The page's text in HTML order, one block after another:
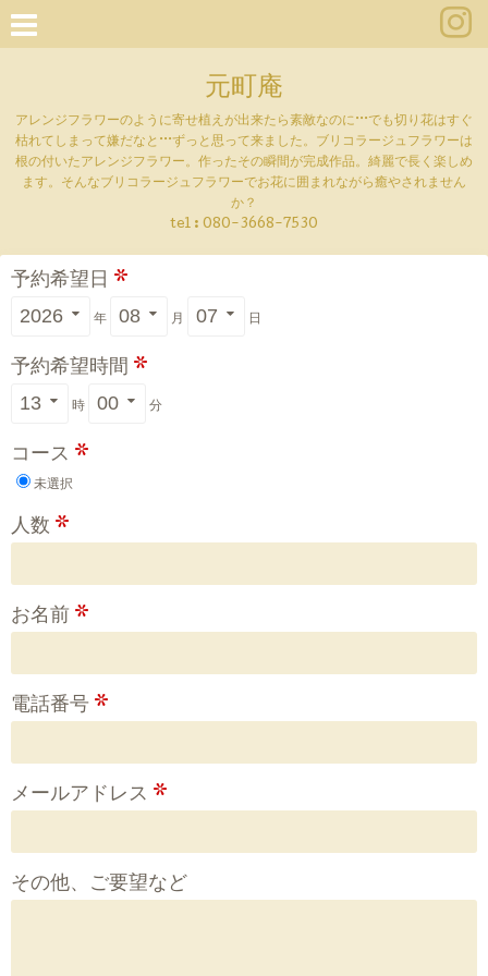
元町庵
アレンジフラワーのように寄せ植えが出来たら素敵なのに···でも切り花はすぐ
枯れてしまって嫌だなと···ずっと思って来ました。ブリコラージュフラワーは
根の付いたアレンジフラワー。作ったその瞬間が完成作品。綺麗で長く楽しめ
ます。そんなブリコラージュフラワーでお花に囲まれながら癒やされません
か？
tel : 080-3668-7530
予約希望日 *
年 月 日
予約希望時間 *
時 分
コース *
未選択
人数 *
お名前 *
電話番号 *
メールアドレス *
その他、ご要望など